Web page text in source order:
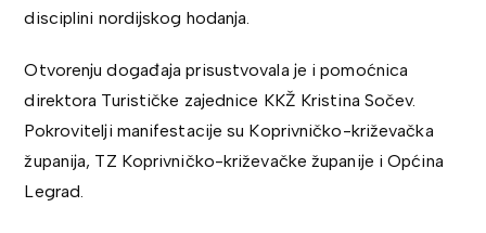
disciplini nordijskog hodanja.
Otvorenju događaja prisustvovala je i pomoćnica
direktora Turističke zajednice KKŽ Kristina Sočev.
Pokrovitelji manifestacije su Koprivničko-križevačka
županija, TZ Koprivničko-križevačke županije i Općina
Legrad.